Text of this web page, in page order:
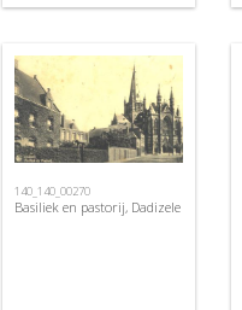
140_140_00270
Basiliek en pastorij, Dadizele